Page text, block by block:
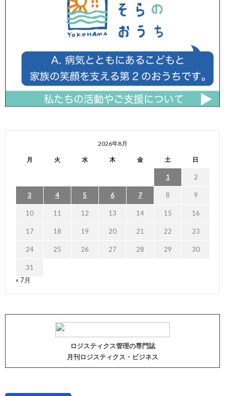
2026年8月
月 火 水 木 金 土 日
1 2
3 4 5 6 7 8 9
10 11 12 13 14 15 16
17 18 19 20 21 22 23
24 25 26 27 28 29 30
31
« 7月
ロジスティクス管理の専門誌
月刊ロジスティクス・ビジネス